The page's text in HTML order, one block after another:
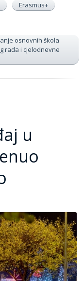
Erasmus+
osnovnih škola
rada i cjelodnevne
u